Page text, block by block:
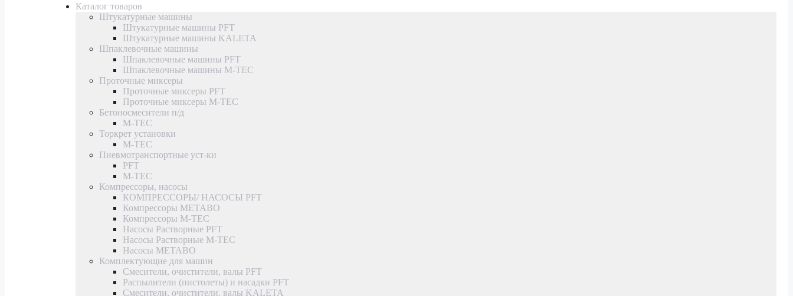
Каталог товаров
Штукатурные машины
Штукатурные машины PFT
Штукатурные машины KALETA
Шпаклевочные машины
Шпаклевочные машины PFT
Шпаклевочные машины M-TEC
Проточные миксеры
Проточные миксеры PFT
Проточные миксеры M-TEC
Бетоносмесители п/д
M-TEC
Торкрет установки
M-TEC
Пневмотранспортные уст-ки
PFT
M-TEC
Компрессоры, насосы
КОМПРЕССОРЫ/ НАСОСЫ PFT
Компрессоры METABO
Компрессоры M-TEC
Насосы Растворные PFT
Насосы Растворные M-TEC
Насосы METABO
Комплектующие для машин
Смесители, очистители, валы PFT
Распылители (пистолеты) и насадки PFT
Смесители, очистители, валы KALETA